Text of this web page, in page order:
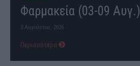
Φαρμακεία (03-09 Αυγ.)
3 Αυγούστου, 2026
Περισσότερα